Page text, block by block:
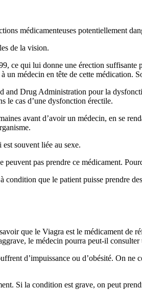
médicamenteuses potentiellement
de la vision.
ce qui lui donne une érection
médecin en tête de cette médication.
and Drug Administration pour la
le cas d’une dysfonction érectile.
avant d’avoir un médecin, en se
souvent liée au sexe.
peuvent pas prendre ce médicament.
que le patient puisse prendre
que le Viagra est le médicament de
le médecin pourra peut-il consulter
d’impuissance ou d’obésité. On
Si la condition est grave, on peut